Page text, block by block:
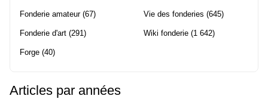
Fonderie amateur(67)
Fonderie d'art (291)
Forge (40)
Vie des fonderies (645)
Wiki fonderie (1 642)
Articles par années